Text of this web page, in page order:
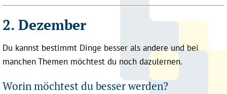
2. Dezember
Du kannst bestimmt Dinge besser als andere und bei
manchen Themen möchtest du noch dazulernen.
Worin möchtest du besser werden?